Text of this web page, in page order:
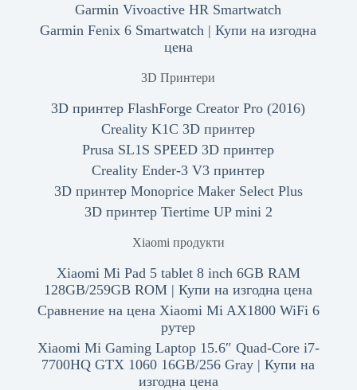
Garmin Vivoactive HR Smartwatch
Garmin Fenix 6 Smartwatch | Купи на изгодна
цена
3D Принтери
3D принтер FlashForge Creator Pro (2016)
Creality K1C 3D принтер
Prusa SL1S SPEED 3D принтер
Creality Ender-3 V3 принтер
3D принтер Monoprice Maker Select Plus
3D принтер Tiertime UP mini 2
Xiaomi продукти
Xiaomi Mi Pad 5 tablet 8 inch 6GB RAM
128GB/259GB ROM | Купи на изгодна цена
Сравнение на цена Xiaomi Mi AX1800 WiFi 6
рутер
Xiaomi Mi Gaming Laptop 15.6″ Quad-Core i7-
7700HQ GTX 1060 16GB/256 Gray | Купи на
изгодна цена